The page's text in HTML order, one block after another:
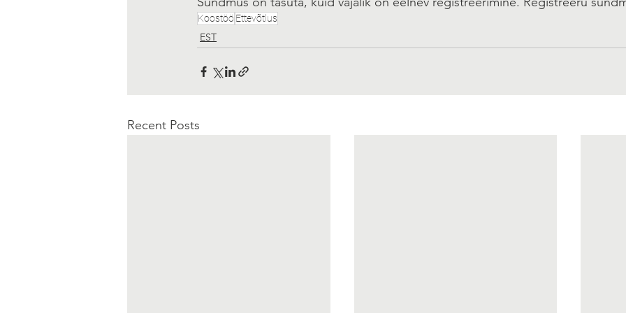
Koostöö Ettevõtlus
EST
Recent Posts